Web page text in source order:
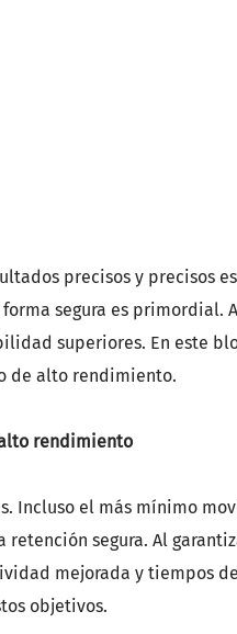
DIN 69871-SK
DIN 69871-ISO
HSK-A
HSK-E
1)-Portaherramientas
DIN2080-NT
precisos y precisos
segura es
superiores. En este
de alto rendimiento.
rendimiento
Incluso el más mínimo
segura. Al
mejorada y tiempos
objetivos.